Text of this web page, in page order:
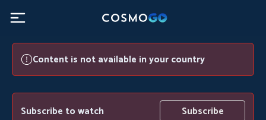
Content is not available in your country
Subscribe to watch Subscribe